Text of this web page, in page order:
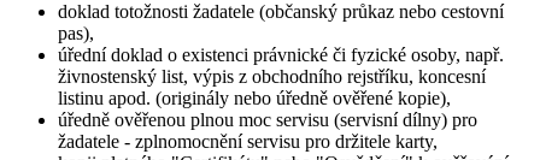
doklad totožnosti žadatele (občanský průkaz nebo cestovní
pas),
úřední doklad o existenci právnické či fyzické osoby, např.
živnostenský list, výpis z obchodního rejstříku, koncesní
listinu apod. (originály nebo úředně ověřené kopie),
úředně ověřenou plnou moc servisu (servisní dílny) pro
žadatele - zplnomocnění servisu pro držitele karty,